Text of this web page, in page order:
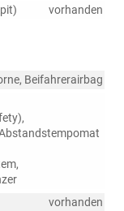
vorhanden
Beifahrerairbag
vorhanden